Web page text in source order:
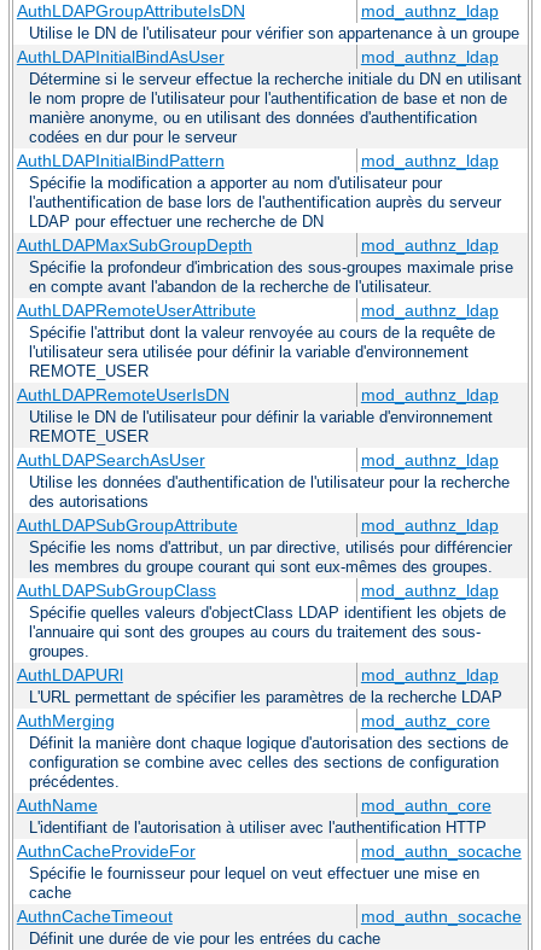
AuthLDAPGroupAttributeIsDN mod_authnz_ldap
Utilise le DN de l'utilisateur pour vérifier son appartenance à un groupe
AuthLDAPInitialBindAsUser mod_authnz_ldap
Détermine si le serveur effectue la recherche initiale du DN en utilisant
le nom propre de l'utilisateur pour l'authentification de base et non de
manière anonyme, ou en utilisant des données d'authentification
codées en dur pour le serveur
AuthLDAPInitialBindPattern mod_authnz_ldap
Spécifie la modification a apporter au nom d'utilisateur pour
l'authentification de base lors de l'authentification auprès du serveur
LDAP pour effectuer une recherche de DN
AuthLDAPMaxSubGroupDepth mod_authnz_ldap
Spécifie la profondeur d'imbrication des sous-groupes maximale prise
en compte avant l'abandon de la recherche de l'utilisateur.
AuthLDAPRemoteUserAttribute mod_authnz_ldap
Spécifie l'attribut dont la valeur renvoyée au cours de la requête de
l'utilisateur sera utilisée pour définir la variable d'environnement
REMOTE_USER
AuthLDAPRemoteUserIsDN mod_authnz_ldap
Utilise le DN de l'utilisateur pour définir la variable d'environnement
REMOTE_USER
AuthLDAPSearchAsUser mod_authnz_ldap
Utilise les données d'authentification de l'utilisateur pour la recherche
des autorisations
AuthLDAPSubGroupAttribute mod_authnz_ldap
Spécifie les noms d'attribut, un par directive, utilisés pour différencier
les membres du groupe courant qui sont eux-mêmes des groupes.
AuthLDAPSubGroupClass mod_authnz_ldap
Spécifie quelles valeurs d'objectClass LDAP identifient les objets de
l'annuaire qui sont des groupes au cours du traitement des sous-
groupes.
AuthLDAPURl mod_authnz_ldap
L'URL permettant de spécifier les paramètres de la recherche LDAP
AuthMerging mod_authz_core
Définit la manière dont chaque logique d'autorisation des sections de
configuration se combine avec celles des sections de configuration
précédentes.
AuthName mod_authn_core
L'identifiant de l'autorisation à utiliser avec l'authentification HTTP
AuthnCacheProvideFor mod_authn_socache
Spécifie le fournisseur pour lequel on veut effectuer une mise en
cache
AuthnCacheTimeout mod_authn_socache
Définit une durée de vie pour les entrées du cache